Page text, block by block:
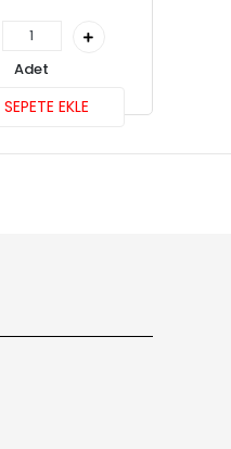
Adet
SEPETE EKLE